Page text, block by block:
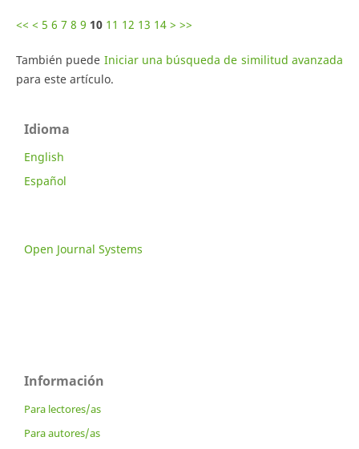
<< < 5 6 7 8 9 10 11 12 13 14 > >>
También puede Iniciar una búsqueda de similitud avanzada
para este artículo.
Idioma
English
Español
Open Journal Systems
Información
Para lectores/as
Para autores/as